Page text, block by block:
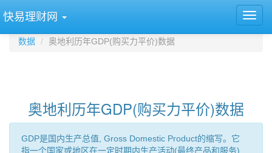
快易理财网
数据 奥地利历年GDP(购买力平价)数据
奥地利历年GDP(购买力平价)数据
GDP是国内生产总值, Gross Domestic Product的缩写。它
指一个国家或地区在一定时期内生产活动(最终产品和服务)